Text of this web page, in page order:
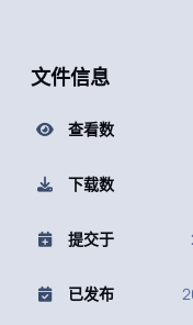
文件信息
查看数
下载数
提交于
已发布